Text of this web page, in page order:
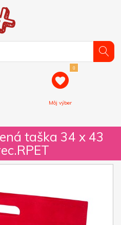
0
Môj výber
taška 34 x 43